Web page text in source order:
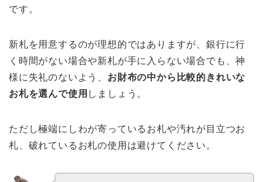
です。
新札を用意するのが理想的ではありますが、銀行に行
く時間がない場合や新札が手に入らない場合でも、神
様に失礼のないよう、 お財布の中から比較的きれいな
お札を選んで使用 しましょう。
ただし極端にしわが寄っているお札や汚れが目立つお
札、破れているお札の使用は避けてください。